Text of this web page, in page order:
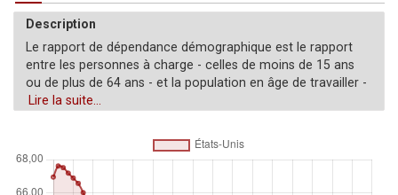
Description
Le rapport de dépendance démographique est le rapport
entre les personnes à charge - celles de moins de 15 ans
ou de plus de 64 ans - et la population en âge de travailler -
celles âgées de 15 à 64 ans. Les données sont présentées
habitants en âge de travailler.
Unité de mesure
Lire la suite...